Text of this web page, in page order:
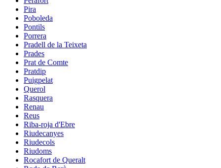
Pira
Poboleda
Pontils
Porrera
Pradell de la Teixeta
Prades
Prat de Comte
Pratdip
Puigpelat
Querol
Rasquera
Renau
Reus
Riba-roja d'Ebre
Riudecanyes
Riudecols
Riudoms
Rocafort de Queralt